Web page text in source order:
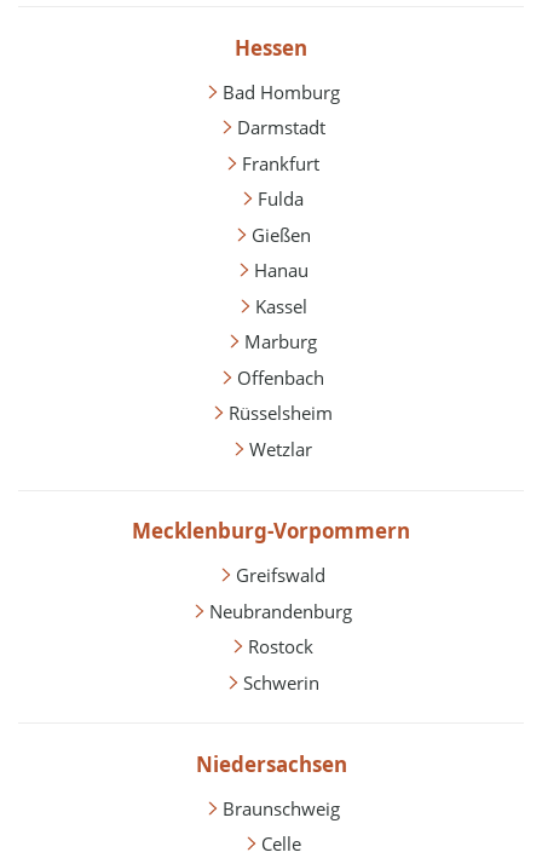
Hessen
Bad Homburg
Darmstadt
Frankfurt
Fulda
Gießen
Hanau
Kassel
Marburg
Offenbach
Rüsselsheim
Wetzlar
Mecklenburg-Vorpommern
Greifswald
Neubrandenburg
Rostock
Schwerin
Niedersachsen
Braunschweig
Celle